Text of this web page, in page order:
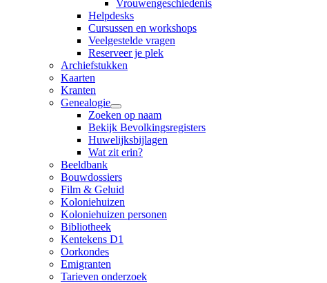
Vrouwengeschiedenis
Helpdesks
Cursussen en workshops
Veelgestelde vragen
Reserveer je plek
Archiefstukken
Kaarten
Kranten
Genealogie
Zoeken op naam
Bekijk Bevolkingsregisters
Huwelijksbijlagen
Wat zit erin?
Beeldbank
Bouwdossiers
Film & Geluid
Koloniehuizen
Koloniehuizen personen
Bibliotheek
Kentekens D1
Oorkondes
Emigranten
Tarieven onderzoek